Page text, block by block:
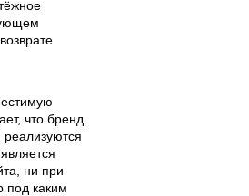
что бренд
реализуются
ни при
под каким